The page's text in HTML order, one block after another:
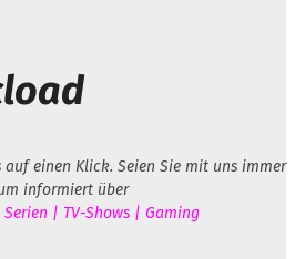
auf einen Klick. Seien Sie mit uns immer
informiert über
| TV-Shows | Gaming